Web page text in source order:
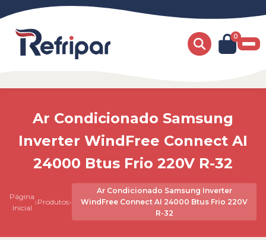
0
Ar Condicionado Samsung
Inverter WindFree Connect AI
24000 Btus Frio 220V R-32
Página
Inicial ›Produtos›
Ar Condicionado Samsung Inverter
WindFree Connect AI 24000 Btus Frio 220V
R-32